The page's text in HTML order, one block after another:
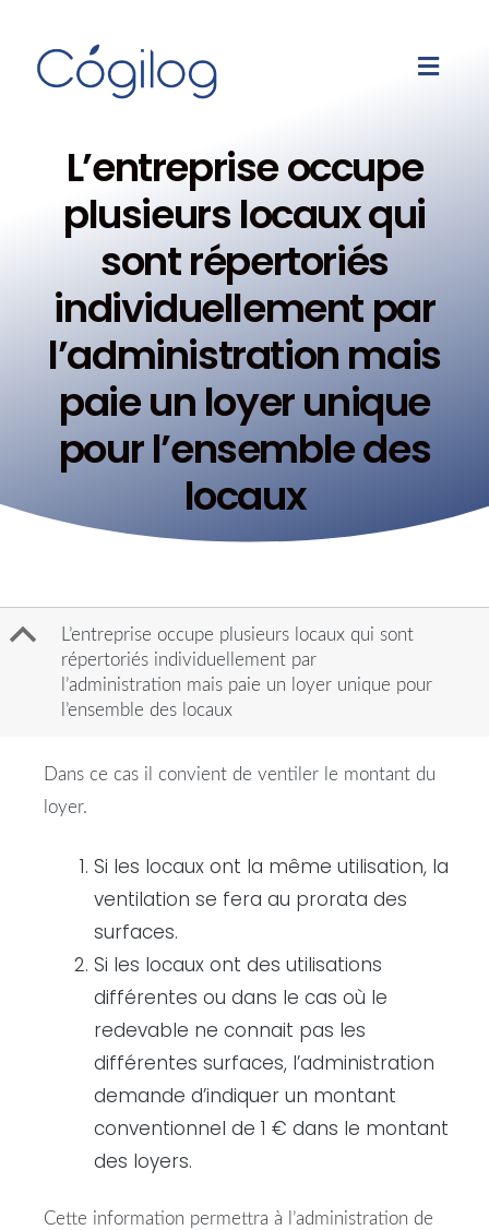
L’entreprise occupe
plusieurs locaux qui
sont répertoriés
individuellement par
l’administration mais
paie un loyer unique
pour l’ensemble des
locaux
B
L’entreprise occupe plusieurs locaux qui sont
répertoriés individuellement par
l’administration mais paie un loyer unique pour
l’ensemble des locaux
Dans ce cas il convient de ventiler le montant du
loyer.
Si les locaux ont la même utilisation, la
ventilation se fera au prorata des
surfaces.
Si les locaux ont des utilisations
différentes ou dans le cas où le
redevable ne connait pas les
différentes surfaces, l’administration
demande d’indiquer un montant
conventionnel de 1 € dans le montant
des loyers.
Cette information permettra à l’administration de